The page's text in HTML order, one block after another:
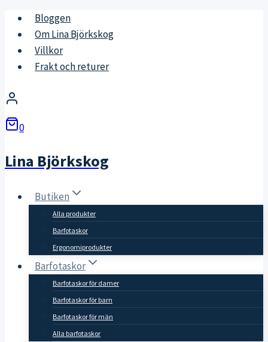
Skip
content
Bloggen
Om Lina Björkskog
Villkor
Frakt och returer
0
Lina Björkskog
Butiken
Alla produkter
Barfotaskor
Ergonomiprodukter
Barfotaskor
Barfotaskor för damer
Barfotaskor för barn
Barfotaskor för män
Alla barfotaskor